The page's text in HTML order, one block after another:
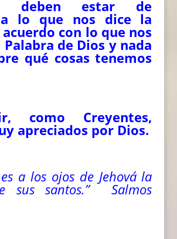
deben estar de
a lo que nos dice la
con lo que nos
Palabra de Dios y nada
qué cosas tenemos
como Creyentes,
apreciados por Dios.
a los ojos de Jehová la
sus santos.” Salmos